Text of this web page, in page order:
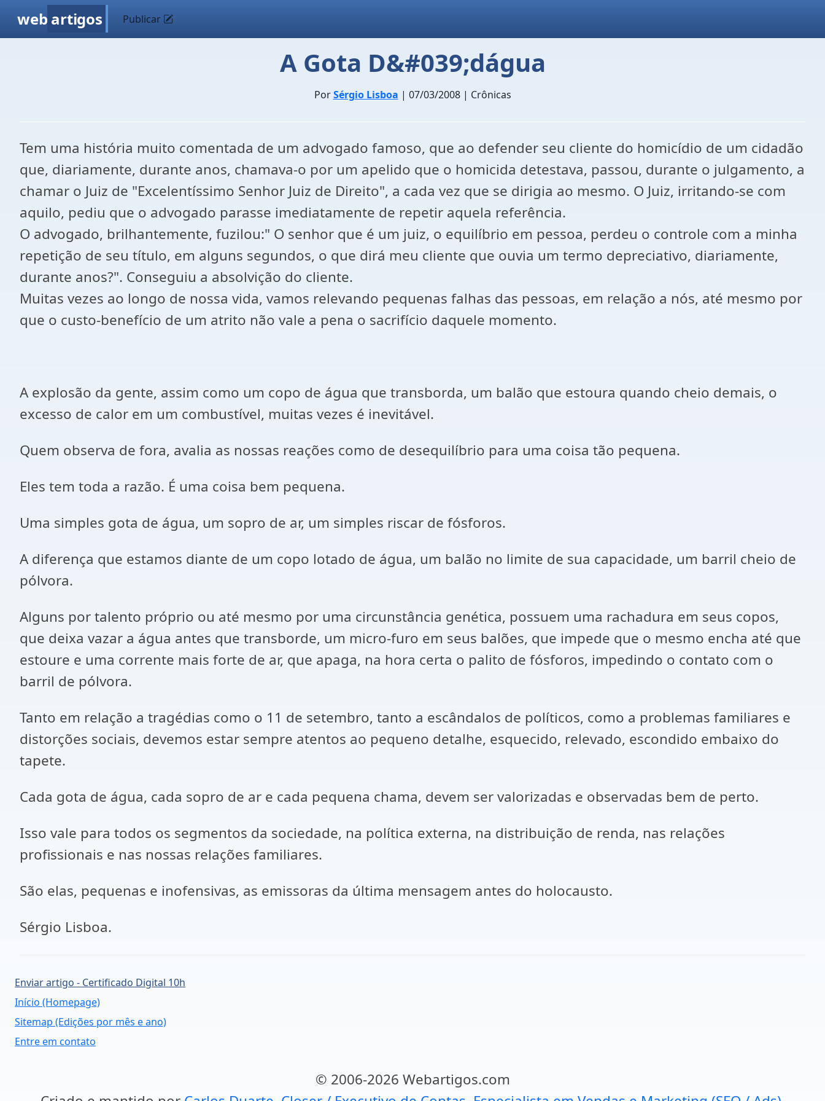
web artigos Publicar
A Gota D&#039;dágua
PorSérgio Lisboa | 07/03/2008 | Crônicas
Tem uma história muito comentada de um advogado famoso, que ao defender seu cliente do homicídio de um cidadão
que, diariamente, durante anos, chamava-o por um apelido que o homicida detestava, passou, durante o julgamento, a
chamar o Juiz de "Excelentíssimo Senhor Juiz de Direito", a cada vez que se dirigia ao mesmo. O Juiz, irritando-se com
aquilo, pediu que o advogado parasse imediatamente de repetir aquela referência.
O advogado, brilhantemente, fuzilou:" O senhor que é um juiz, o equilíbrio em pessoa, perdeu o controle com a minha
repetição de seu título, em alguns segundos, o que dirá meu cliente que ouvia um termo depreciativo, diariamente,
durante anos?". Conseguiu a absolvição do cliente.
Muitas vezes ao longo de nossa vida, vamos relevando pequenas falhas das pessoas, em relação a nós, até mesmo por
que o custo-benefício de um atrito não vale a pena o sacrifício daquele momento.
A explosão da gente, assim como um copo de água que transborda, um balão que estoura quando cheio demais, o
excesso de calor em um combustível, muitas vezes é inevitável.
Quem observa de fora, avalia as nossas reações como de desequilíbrio para uma coisa tão pequena.
Eles tem toda a razão. É uma coisa bem pequena.
Uma simples gota de água, um sopro de ar, um simples riscar de fósforos.
A diferença que estamos diante de um copo lotado de água, um balão no limite de sua capacidade, um barril cheio de
pólvora.
Alguns por talento próprio ou até mesmo por uma circunstância genética, possuem uma rachadura em seus copos,
que deixa vazar a água antes que transborde, um micro-furo em seus balões, que impede que o mesmo encha até que
estoure e uma corrente mais forte de ar, que apaga, na hora certa o palito de fósforos, impedindo o contato com o
barril de pólvora.
Tanto em relação a tragédias como o 11 de setembro, tanto a escândalos de políticos, como a problemas familiares e
distorções sociais, devemos estar sempre atentos ao pequeno detalhe, esquecido, relevado, escondido embaixo do
tapete.
Cada gota de água, cada sopro de ar e cada pequena chama, devem ser valorizadas e observadas bem de perto.
Isso vale para todos os segmentos da sociedade, na política externa, na distribuição de renda, nas relações
profissionais e nas nossas relações familiares.
São elas, pequenas e inofensivas, as emissoras da última mensagem antes do holocausto.
Sérgio Lisboa.
Enviar artigo - Certificado Digital 10h
Início (Homepage)
Sitemap (Edições por mês e ano)
Entre em contato
© 2006-2026 Webartigos.com